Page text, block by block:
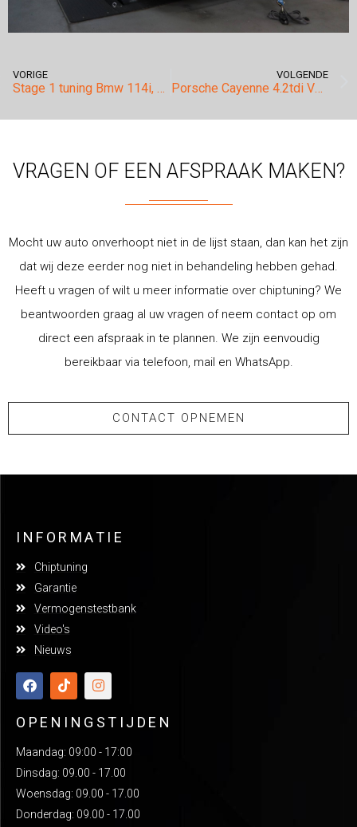
VORIGE
Stage 1 tuning Bmw 114i, 116i en de 118i
VOLGENDE
Porsche Cayenne 4.2tdi V8 428pk & 973nm!
VRAGEN OF EEN AFSPRAAK MAKEN?
Mocht uw auto onverhoopt niet in de lijst staan, dan kan het zijn
dat wij deze eerder nog niet in behandeling hebben gehad.
Heeft u vragen of wilt u meer informatie over chiptuning? We
beantwoorden graag al uw vragen of neem contact op om
direct een afspraak in te plannen. We zijn eenvoudig
bereikbaar via telefoon, mail en WhatsApp.
CONTACT OPNEMEN
INFORMATIE
Chiptuning
Garantie
Vermogenstestbank
Video's
Nieuws
OPENINGSTIJDEN
Maandag: 09:00 - 17:00
Dinsdag: 09.00 - 17.00
Woensdag: 09.00 - 17.00
Donderdag: 09.00 - 17.00